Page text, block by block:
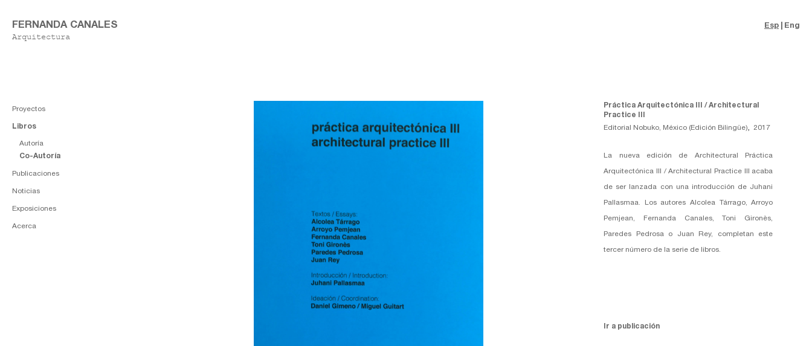
FERNANDA CANALES
Arquitectura
Esp Eng
Proyectos
Libros
Autoría
Co-Autoría
Publicaciones
Noticias
Exposiciones
Acerca
Práctica Arquitectónica III / Architectural
Practice III
Editorial Nobuko, México (Edición Bilingüe)
2017
La nueva edición de Architectural Práctica
Arquitectónica III / Architectural Practice III acaba
de ser lanzada con una introducción de Juhani
Pallasmaa. Los autores Alcolea Tárrago, Arroyo
Pemjean, Fernanda Canales, Toni Gironès,
Paredes Pedrosa o Juan Rey, completan este
tercer número de la serie de libros.
Ir a publicación